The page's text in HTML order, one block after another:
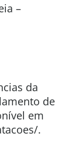
–
da
de
em
.